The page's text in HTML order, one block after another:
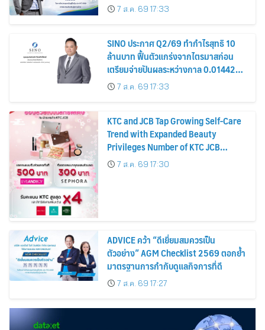
รมาภิบาล โปร่งใส สร้างความเชื่อมั่นผู้ถือ
หุ้น
7 ส.ค. 69 17:33
SINO ประกาศ Q2/69 ทำกำไรสุทธิ 10
ล้านบาท ฟื้นตัวแกร่งจากไตรมาสก่อน
เตรียมจ่ายปันผลระหว่างกาล 0.014423
บาทต่อหุ้น ครึ่งปีหลังมุ่งเติบโตต่อเนื่อง
7 ส.ค. 69 17:33
KTC and JCB Tap Growing Self-Care
Trend with Expanded Beauty
Privileges Number of KTC JCB
Cardmembers Spending on
Cosmetics Rises 26%
7 ส.ค. 69 17:30
ADVICE คว้า “ดีเยี่ยมสมควรเป็น
ตัวอย่าง” AGM Checklist 2569 ตอกย้ำ
มาตรฐานการกำกับดูแลกิจการที่ดี
7 ส.ค. 69 17:27